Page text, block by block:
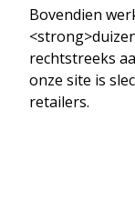
Bovendien
rechtstreeks
onze site is
retailers.